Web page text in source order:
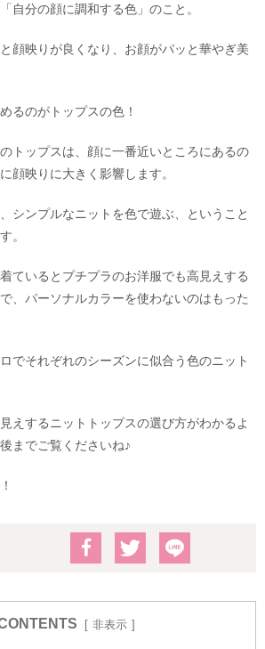
自分の顔に調和する色」のこと。
顔映りが良くなり、お顔がパッと華やぎ美
るのがトップスの色！
トップスは、顔に一番近いところにあるの
顔映りに大きく影響します。
シンプルなニットを色で遊ぶ、ということ
。
ているとプチプラのお洋服でも高見えする
、パーソナルカラーを使わないのはもった
でそれぞれのシーズンに似合う色のニット
えするニットトップスの選び方がわかるよ
までご覧くださいね♪
非表示